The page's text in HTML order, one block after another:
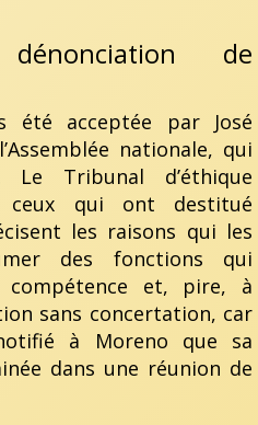
de
été acceptée par José
nationale, qui
Le Tribunal d’éthique
ceux qui ont destitué
les raisons qui les
des fonctions qui
compétence et, pire, à
sans concertation, car
à Moreno que sa
dans une réunion de